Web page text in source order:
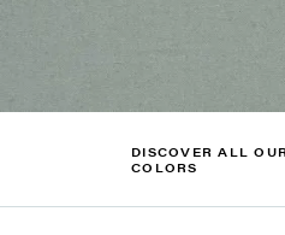
DISCOVER ALL OUR
COLORS